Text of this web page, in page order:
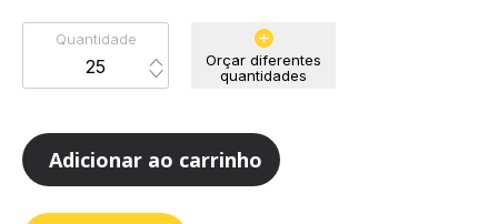
Quantidade
Orçar diferentes
quantidades
Adicionar ao carrinho